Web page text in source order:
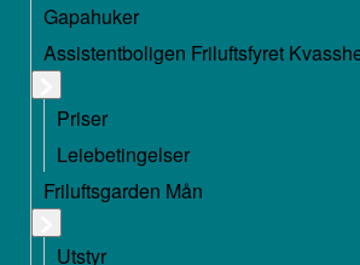
Gapahuker
Assistentboligen Friluftsfyret
Priser
Leiebetingelser
Friluftsgarden Mån
Utstyr